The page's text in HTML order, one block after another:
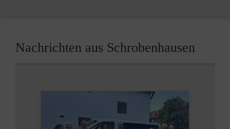
Nachrichten aus Schrobenhausen